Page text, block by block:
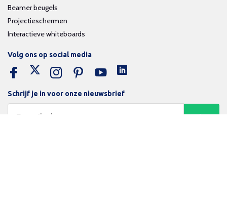
Beamer beugels
Projectieschermen
Interactieve whiteboards
Schrijf je in voor onze nieuwsbrief
Volg ons op social media